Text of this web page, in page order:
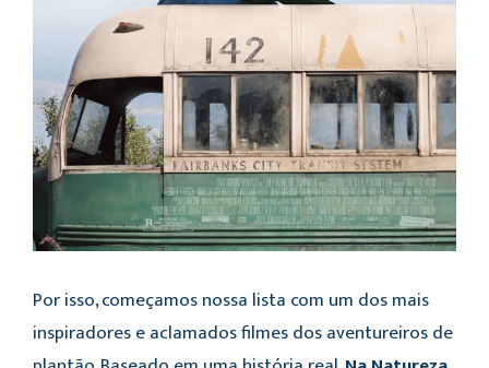
Por isso, começamos nossa lista com um dos mais
inspiradores e aclamados filmes dos aventureiros de